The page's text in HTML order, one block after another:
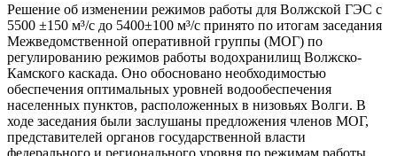
Решение об изменении режимов работы для Волжской ГЭС с
5500 ±150 м³/с до 5400±100 м³/с принято по итогам заседания
Межведомственной оперативной группы (МОГ) по
регулированию режимов работы водохранилищ Волжско-
Камского каскада. Оно обосновано необходимостью
обеспечения оптимальных уровней водообеспечения
населенных пунктов, расположенных в низовьях Волги. В
ходе заседания были заслушаны предложения членов МОГ,
представителей органов государственной власти
федерального и регионального уровня по режимам работы